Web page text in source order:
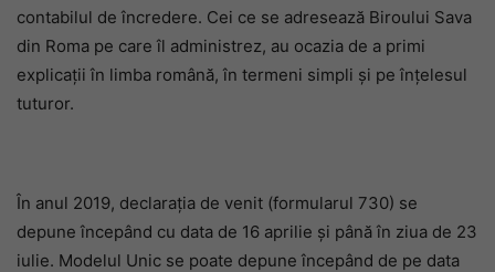
contabilul de încredere. Cei ce se adresează Biroului Sava
din Roma pe care îl administrez, au ocazia de a primi
explicații în limba română, în termeni simpli și pe înțelesul
tuturor.
În anul 2019, declarația de venit (formularul 730) se
depune începând cu data de 16 aprilie și până în ziua de 23
iulie. Modelul Unic se poate depune începând de pe data